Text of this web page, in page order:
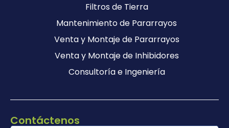
Filtros de Tierra
Mantenimiento de Pararrayos
Venta y Montaje de Pararrayos
Venta y Montaje de Inhibidores
Consultoría e Ingeniería
Contáctenos